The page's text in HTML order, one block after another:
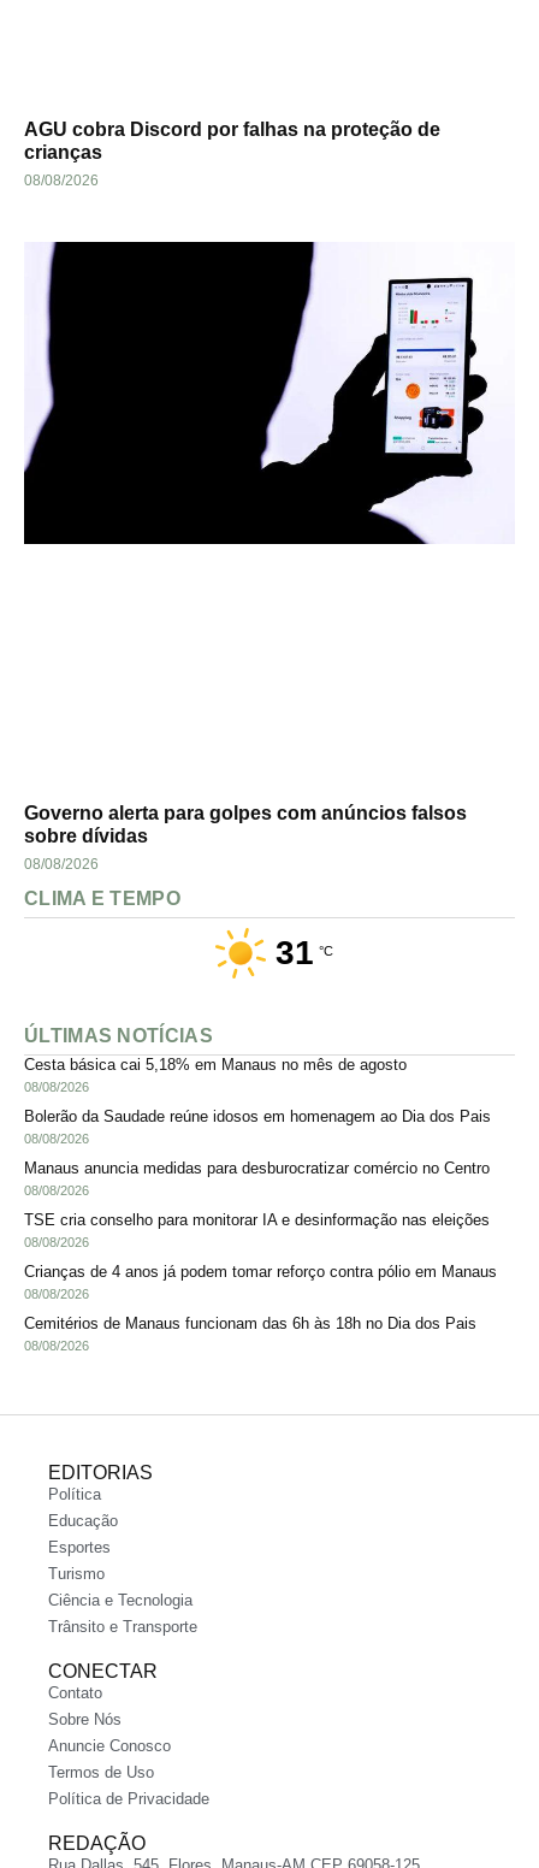
AGU cobra Discord por falhas na proteção de
crianças
08/08/2026
Governo alerta para golpes com anúncios falsos
sobre dívidas
08/08/2026
CLIMA E TEMPO
31 °C
ÚLTIMAS NOTÍCIAS
Cesta básica cai 5,18% em Manaus no mês de agosto
08/08/2026
Bolerão da Saudade reúne idosos em homenagem ao Dia dos Pais
08/08/2026
Manaus anuncia medidas para desburocratizar comércio no Centro
08/08/2026
TSE cria conselho para monitorar IA e desinformação nas eleições
08/08/2026
Crianças de 4 anos já podem tomar reforço contra pólio em Manaus
08/08/2026
Cemitérios de Manaus funcionam das 6h às 18h no Dia dos Pais
08/08/2026
EDITORIAS
Política
Educação
Esportes
Turismo
Ciência e Tecnologia
Trânsito e Transporte
CONECTAR
Contato
Sobre Nós
Anuncie Conosco
Termos de Uso
Política de Privacidade
REDAÇÃO